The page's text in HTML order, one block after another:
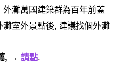
灘萬國建築群為百年前蓋
室外景點後, 建議找個外灘
, → 請點.